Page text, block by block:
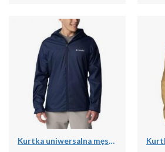
Kurtka uniwersalna męska Columbia Inner Limits Iii